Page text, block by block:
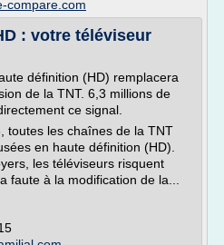
compare.com
: votre téléviseur
définition (HD) remplacera
de la TNT. 6,3 millions de
ce signal.
toutes les chaînes de la TNT
en haute définition (HD).
les téléviseurs risquent
faute à la modification de la...